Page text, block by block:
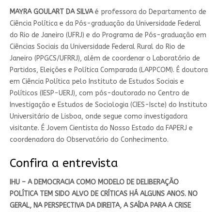
MAYRA GOULART DA SILVAé professora do Departamento de
Ciência Política e da Pós-graduação da Universidade Federal
do Rio de Janeiro (UFRJ) e do Programa de Pós-graduação em
Ciências Sociais da Universidade Federal Rural do Rio de
Janeiro (PPGCS/UFRRJ), além de coordenar o Laboratório de
Partidos, Eleições e Política Comparada (LAPPCOM). É doutora
em Ciência Política pelo Instituto de Estudos Sociais e
Políticos (IESP-UERJ), com pós-doutorado no Centro de
Investigação e Estudos de Sociologia (CIES-Iscte) do Instituto
Universitário de Lisboa, onde segue como investigadora
visitante. É Jovem Cientista do Nosso Estado da FAPERJ e
coordenadora do Observatório do Conhecimento.
Confira a entrevista
IHU – A DEMOCRACIA COMO MODELO DE DELIBERAÇÃO
POLÍTICA TEM SIDO ALVO DE CRÍTICAS HÁ ALGUNS ANOS. NO
GERAL, NA PERSPECTIVA DA DIREITA, A SAÍDA PARA A CRISE